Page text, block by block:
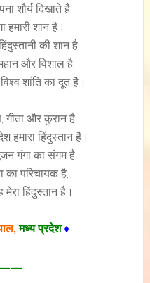
शौर्य दिखाते है,
हमारी शान है।
की शान है,
और विशाल है,
शांति का दूत है।
गीता और कुरान है,
हमारा हिंदुस्तान है।
गंगा का संगम है,
का परिचायक है,
मेरा हिंदुस्तान है।
मध्य प्रदेश ♦